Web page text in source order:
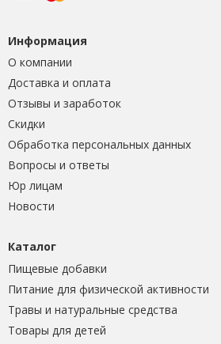
Информация
О компании
Доставка и оплата
Отзывы и заработок
Скидки
Обработка персональных данных
Вопросы и ответы
Юр лицам
Новости
Каталог
Пищевые добавки
Питание для физической активности
Травы и натуральные средства
Товары для детей